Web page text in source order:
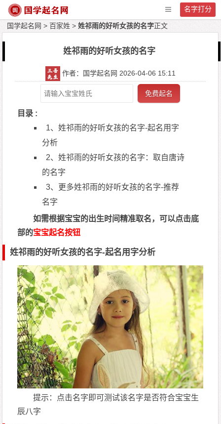
名字打分
国学起名网 >百家姓 >姓祁雨的好听女孩的名字正文
姓祁雨的好听女孩的名字
作者：国学起名网 2026-04-06 15:11
免费起名
目录 :
1、姓祁雨的好听女孩的名字-起名用字
分析
2、姓祁雨的好听女孩的名字：取自唐诗
的名字
3、更多姓祁雨的好听女孩的名字-推荐
名字
如需根据宝宝的出生时间精准取名，可以点击底
部的宝宝起名按钮
姓祁雨的好听女孩的名字-起名用字分析
提示：点击名字即可测试该名字是否符合宝宝生
辰八字